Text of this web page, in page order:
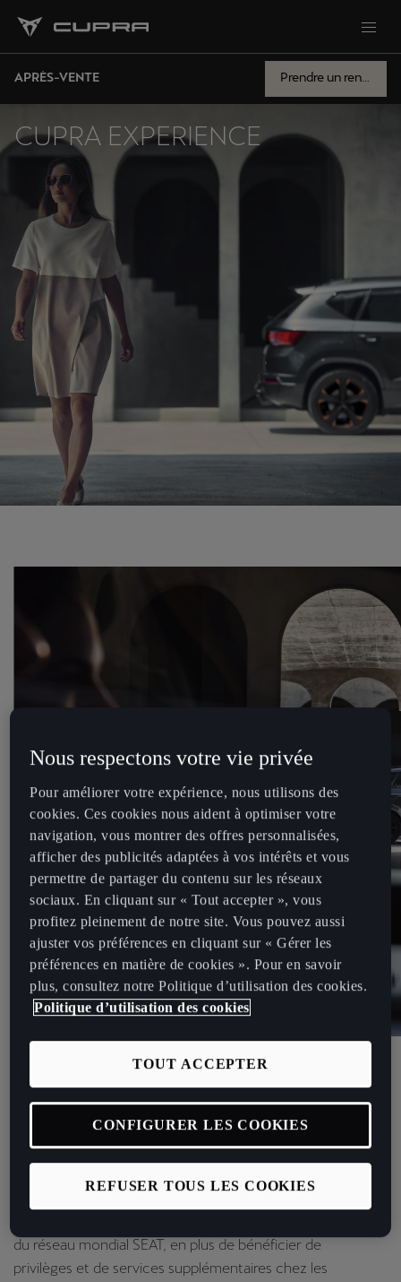
APRÈS-VENTE
CUPRA EXPERIENCE
BIEN PLUS QU’UNE MARQUE
AUTOMOBILE.
du réseau mondial SEAT, en plus de bénéficier de
privilèges et de services supplémentaires chez les
Nous respectons votre vie privée
Pour améliorer votre expérience, nous utilisons des
cookies. Ces cookies nous aident à optimiser votre
navigation, vous montrer des offres personnalisées,
afficher des publicités adaptées à vos intérêts et vous
permettre de partager du contenu sur les réseaux
sociaux. En cliquant sur « Tout accepter », vous
profitez pleinement de notre site. Vous pouvez aussi
ajuster vos préférences en cliquant sur « Gérer les
préférences en matière de cookies ». Pour en savoir
plus, consultez notre Politique d’utilisation des cookies.
Politique d’utilisation des cookies
REFUSER TOUS LES COOKIES
TOUT ACCEPTER
CONFIGURER LES COOKIES